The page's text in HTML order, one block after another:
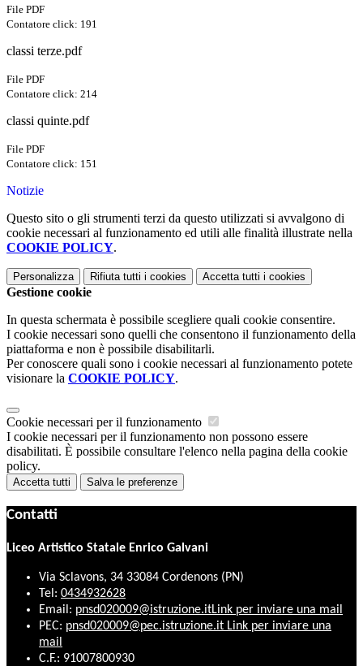
File PDF
Contatore click: 191
classi terze.pdf
File PDF
Contatore click: 214
classi quinte.pdf
File PDF
Contatore click: 151
Notizie
Questo sito o gli strumenti terzi da questo utilizzati si avvalgono di
cookie necessari al funzionamento ed utili alle finalità illustrate nella
COOKIE POLICY.
Personalizza Rifiuta tutti i cookies Accetta tutti i cookies
Gestione cookie
In questa schermata è possibile scegliere quali cookie consentire.
I cookie necessari sono quelli che consentono il funzionamento della
piattaforma e non è possibile disabilitarli.
Per conoscere quali sono i cookie necessari al funzionamento potete
visionare la COOKIE POLICY.
Cookie necessari per il funzionamento
I cookie necessari per il funzionamento non possono essere
disabilitati. È possibile consultare l'elenco nella pagina della cookie
policy.
Accetta tutti Salva le preferenze
Contatti
Liceo Artistico Statale Enrico Galvani
Via Sclavons, 34 33084 Cordenons (PN)
Tel: 0434932628
Email: pnsd020009@istruzione.itLink per inviare una mail
PEC: pnsd020009@pec.istruzione.it Link per inviare una
mail
C.F.: 91007800930